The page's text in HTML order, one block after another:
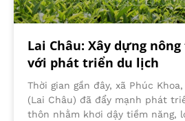
Lai Châu: Xây dựng
với phát triển du lịch
Thời gian gần đây, xã Phúc
(Lai Châu) đã đẩy mạnh phát
thôn nhằm khơi dậy tiềm năng,